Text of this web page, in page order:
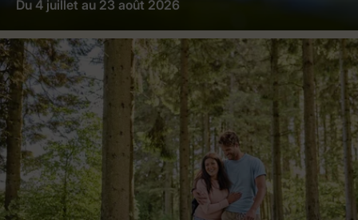
Du 4 juillet au 23 août 2026